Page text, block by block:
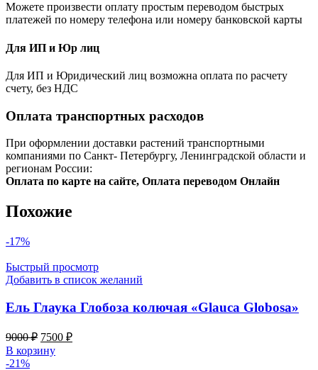
Можете произвести оплату простым переводом быстрых
платежей по номеру телефона или номеру банковской карты
Для ИП и Юр лиц
Для ИП и Юридический лиц возможна оплата по расчету
счету, без НДС
Оплата транспортных расходов
При оформлении доставки растений транспортными
компаниями по Санкт- Петербургу, Ленинградской области и
регионам России:
Оплата по карте на сайте, Оплата переводом Онлайн
Похожие
-17%
Быстрый просмотр
Добавить в список желаний
Ель Глаука Глобоза колючая «Glauca Globosa»
9000₽ Первоначальная
цена
составляла
7500 ₽Текущая
В корзину
-21%